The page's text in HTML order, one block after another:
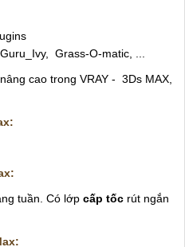
Grass-O-matic, ...
cao trong VRAY - 3Ds MAX,
tuần. Có lớp cấp tốc rút ngắn